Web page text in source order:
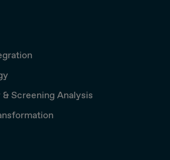
Screening Analysis